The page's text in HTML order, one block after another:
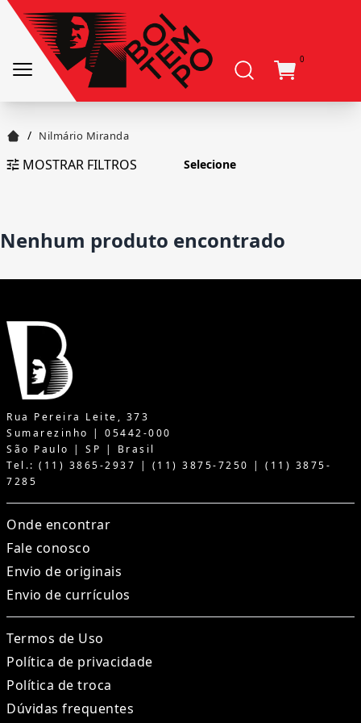
0
/ Nilmário Miranda
MOSTRAR FILTROS
Nenhum produto encontrado
Rua Pereira Leite, 373
Sumarezinho | 05442-000
São Paulo | SP | Brasil
Tel.: (11) 3865-2937 | (11) 3875-7250 | (11) 3875-
7285
Onde encontrar
Fale conosco
Envio de originais
Envio de currículos
Termos de Uso
Política de privacidade
Política de troca
Dúvidas frequentes